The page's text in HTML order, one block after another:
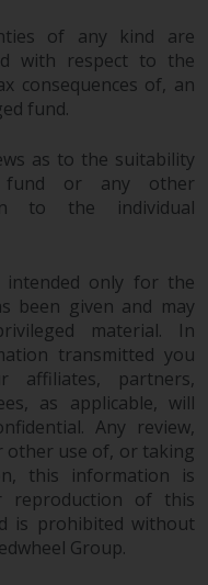
of any kind are
with respect to the
consequences of, an
fund.
as to the suitability
fund or any other
to the individual
only for the
been given and may
material. In
transmitted you
partners,
as applicable, will
Any review,
other use of, or taking
this information is
reproduction of this
is prohibited without
Group.